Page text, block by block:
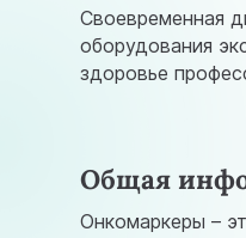
Своевременная
оборудования
здоровье
Общая
Онкомаркеры –